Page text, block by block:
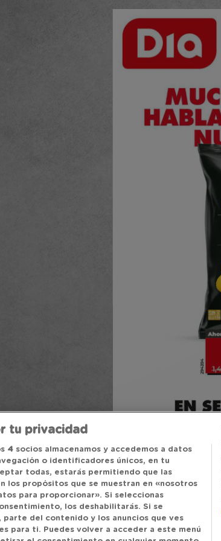
tu privacidad
4 socios almacenamos y accedemos a datos
o identificadores únicos, en tu
todas, estarás permitiendo que las
los propósitos que se muestran en «nosotros
para proporcionar». Si seleccionas
los deshabilitarás. Si se
del contenido y los anuncios que ves
para ti. Puedes volver a acceder a este menú